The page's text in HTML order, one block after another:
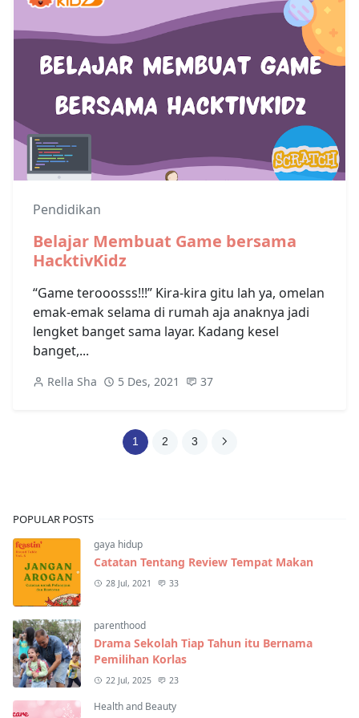
Pendidikan
Belajar Membuat Game bersama
HacktivKidz
“Game terooosss!!!” Kira-kira gitu lah ya, omelan
emak-emak selama di rumah aja anaknya jadi
lengket banget sama layar. Kadang kesel
banget,...
Rella Sha 5 Des, 2021 37
1 2 3
POPULAR POSTS
gaya hidup
Catatan Tentang Review Tempat Makan
28 Jul, 2021 33
parenthood
Drama Sekolah Tiap Tahun itu Bernama
Pemilihan Korlas
22 Jul, 2025 23
Health and Beauty